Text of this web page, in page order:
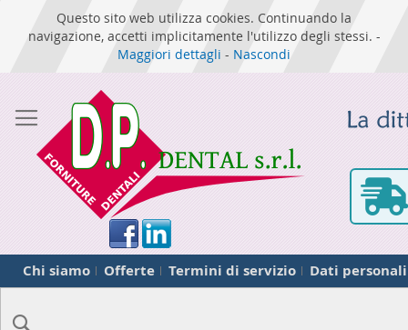
Questo sito web utilizza cookies. Continuando la
navigazione, accetti implicitamente l'utilizzo degli stessi. -
Maggiori dettagli - Nascondi
Chi siamo Offerte Termini di servizio Dati personali